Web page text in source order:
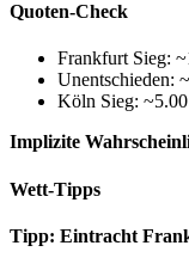
Quoten-Check
Frankfurt Sieg:
Unentschieden:
Köln Sieg: ~5.00
Implizite
Wett-Tipps
Tipp: Eintracht